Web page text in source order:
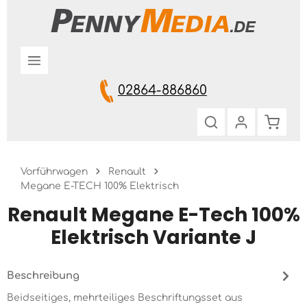
Zum Hauptinhalt springen
02864-886860
Vorführwagen
Renault
Megane E-TECH 100% Elektrisch
Renault Megane E-Tech 100%
Elektrisch Variante J
Beschreibung
Beidseitiges, mehrteiliges Beschriftungsset aus